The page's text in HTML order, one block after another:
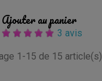
Ajouter au panier
3 avis
1-15 de 15 article(s)